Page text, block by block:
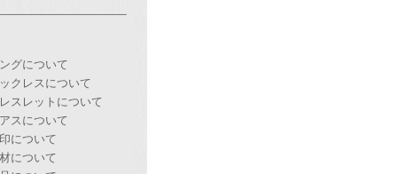
グについて
クレスについて
スレットについて
スについて
について
について